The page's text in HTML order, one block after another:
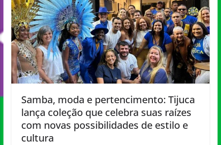
Samba, moda e pertencimento: Tijuca
lança coleção que celebra suas raízes
com novas possibilidades de estilo e
cultura